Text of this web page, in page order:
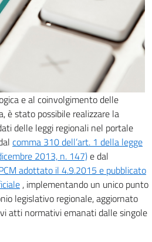
e al coinvolgimento delle
è stato possibile realizzare la
delle leggi regionali nel portale
comma 310 dell’art. 1 della legge
2013, n. 147)e dal
adottato il 4.9.2015 e pubblicato
, implementando un unico punto
legislativo regionale, aggiornato
atti normativi emanati dalle singole